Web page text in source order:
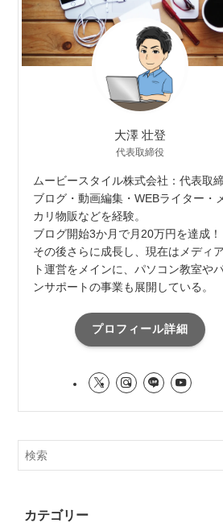
大澤 壮登
代表取締役
ムービースタイル株式会社：代表取
ブログ・動画編集・WEBライター・
カリ物販などを経験。
ブログ開始3か月で月20万円を達成！
その後さらに成長し、現在はメディ
ト運営をメインに、パソコン教室や
ンサポートの事業も展開している。
プロフィール詳細
カテゴリー